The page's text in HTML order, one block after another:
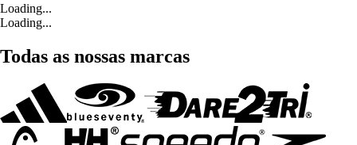
Loading...
Loading...
Todas as nossas marcas